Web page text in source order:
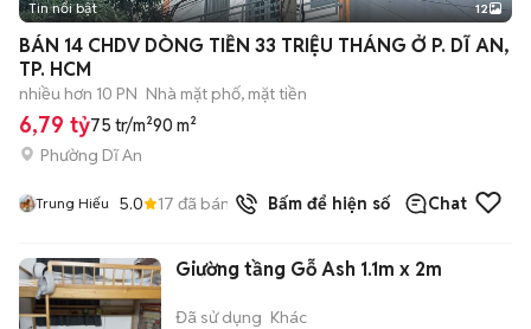
+2
Tin nổi bật 12
BÁN 14 CHDV DÒNG TIỀN 33 TRIỆU THÁNG Ở P. DĨ AN,
TP. HCM
nhiều hơn 10 PN Nhà mặt phố, mặt tiền
6,79 tỷ75 tr/m²90 m²
Phường Dĩ An
Trung Hiếu 5.0 17 đã bán Bấm để hiện số Chat
Giường tầng Gỗ Ash 1.1m x 2m
Đã sử dụng Khác